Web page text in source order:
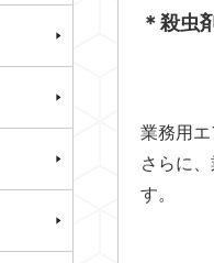
＊殺虫
業務用
さらに
す。